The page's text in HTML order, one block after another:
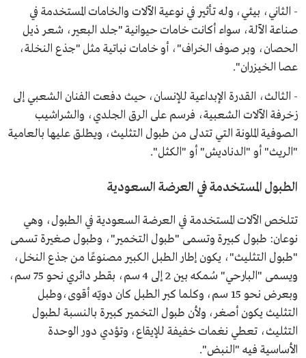
- الثاني، بيئي، وله تأثير في نوعية الآلات والخامات المستخدمة في
صناعة الآلة، سواء أكانت خامات حيوانية "جلد البعير، شعر ذيل
الحصان، وبر صوف الخراف"، أو خامات نباتية مثل "جذع النخلة،
عصا الخيزران".
- الثالث، القدرة الإبداعية للإنسان، حيث دفعت الفنان الشعبي إلى
زخرفة الآلات الشعبية، فرسم على الرق الجلدي، والشراشيب
الصوفية الملونة التي تتدلى من طبول التثليث، ويطلق عليها بالعامية
"الريث" أو "الدناديش" أو "الكثل".
الطبول المستخدمة في العرضة السعودية
تتلخص الآلات المستخدمة في العرضة السعودية في الطبول، وهي
نوعان: طبول كبيرة وتسمى "طبول التخمير"، وطبول صغيرة تسمى
"طبول التثليث"، يكون إطار الطبل الكبير مصنوعًا من جذع النخل،
ويسمى "البارحي" سُمكه بين 2 إلى 4 سم، بقطر دائري نحو 75 سم،
وبعرض نحو 15 سم، وكلما كبر الطبل كان دويّه أقوى،وطبل
التثليث يكون أصغر، ولأن طبول التخمير كبيرة بالنسبة لطبول
التثليث، تعطي نغمات خفيفة للإيقاع، وتؤدي دور الوحدة
الأساسية فيه "النبض".